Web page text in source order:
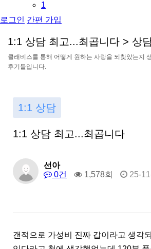
1
로그인 간편 가입
1:1 상담 최 고...최 곱니 다 > 상
클래 비 스를 통해 어 떻게 원하는 사랑을 되 찾았는지
후기 들입 니 다.
1:1 상담
1:1 상담 최고...최곱니다
선아
0건
1,578회 25-
갠적으로 가성비 진짜 갑이라고 생각